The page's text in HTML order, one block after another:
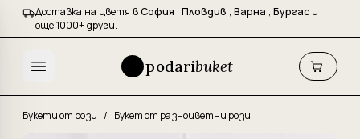
Доставка на цветя вСофия , Пловдив , Варна , Бургас и
още 1000+ други.
podaribuket
Букети от рози / Букет от разноцветни рози